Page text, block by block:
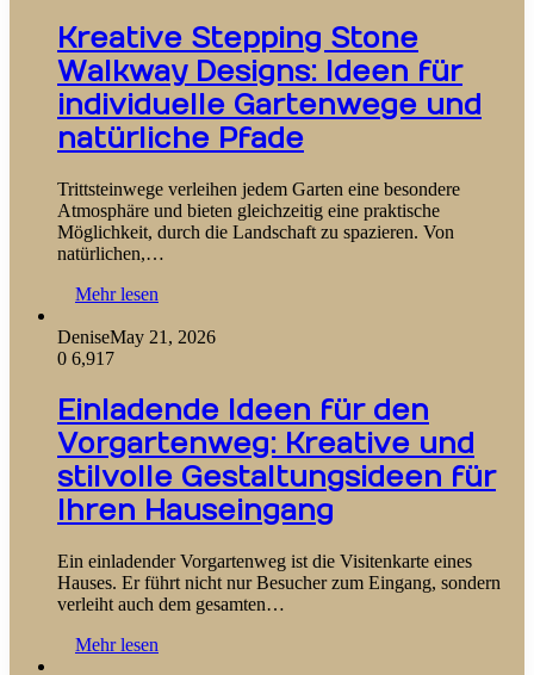
Kreative Stepping Stone
Walkway Designs: Ideen für
individuelle Gartenwege und
natürliche Pfade
Trittsteinwege verleihen jedem Garten eine besondere
Atmosphäre und bieten gleichzeitig eine praktische
Möglichkeit, durch die Landschaft zu spazieren. Von
natürlichen,…
Mehr lesen
DeniseMay 21, 2026
0 6,917
Einladende Ideen für den
Vorgartenweg: Kreative und
stilvolle Gestaltungsideen für
Ihren Hauseingang
Ein einladender Vorgartenweg ist die Visitenkarte eines
Hauses. Er führt nicht nur Besucher zum Eingang, sondern
verleiht auch dem gesamten…
Mehr lesen